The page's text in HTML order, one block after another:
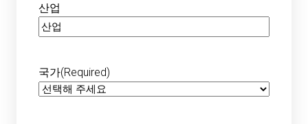
산업
국가(Required)